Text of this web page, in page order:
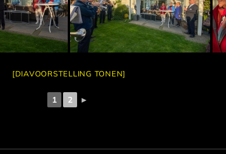
[DIAVOORSTELLING TONEN]
1 2 ►